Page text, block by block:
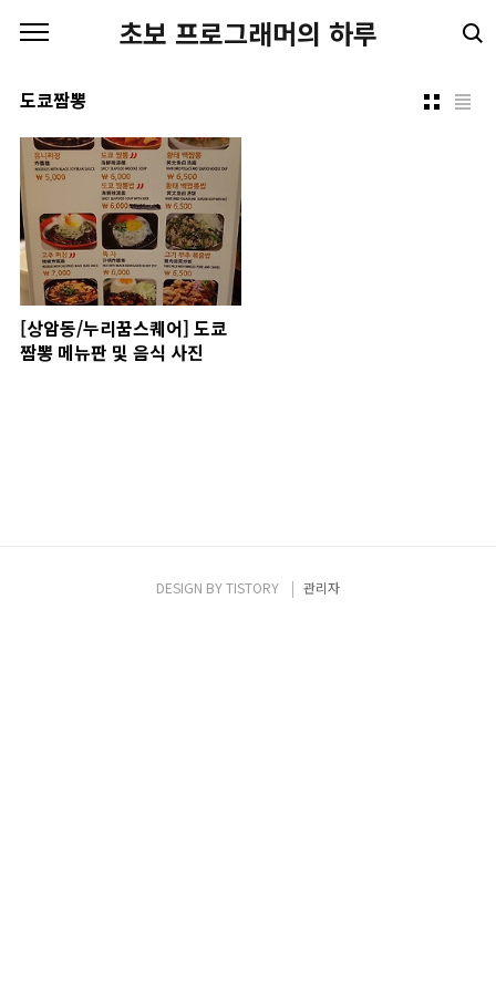
초보 프로그래머의 하루
도쿄짬뽕
[상암동/누리꿈스퀘어] 도쿄
짬뽕 메뉴판 및 음식 사진
DESIGN BYTISTORY 관리자